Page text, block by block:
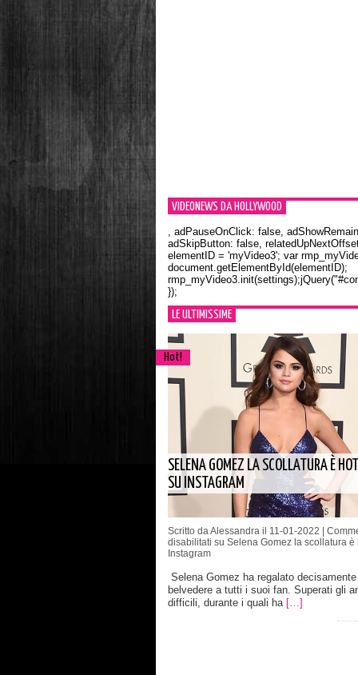
VIDEONEWS DA HOLLYWOOD
, adPauseOnClick: false,
adSkipButton: false,
elementID = 'myVideo3'; var
document.getElementById(elementID);
});
LE ULTIMISSIME
Hot!
SELENA GOMEZ LA SCOLLATURA È HOT
SU INSTAGRAM
Scritto da Alessandra il 11-01-2022 |
disabilitati su Selena Gomez la scollatura è
Instagram
Selena Gomez ha regalato decisamente
belvedere a tutti i suoi fan. Superati gli
difficili, durante i quali ha […]